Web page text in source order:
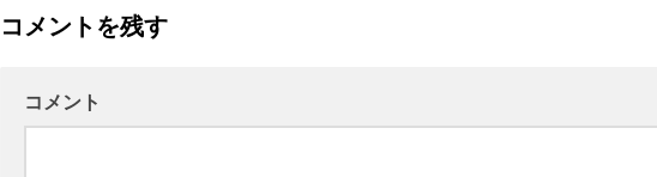
コメントを残す
コメント